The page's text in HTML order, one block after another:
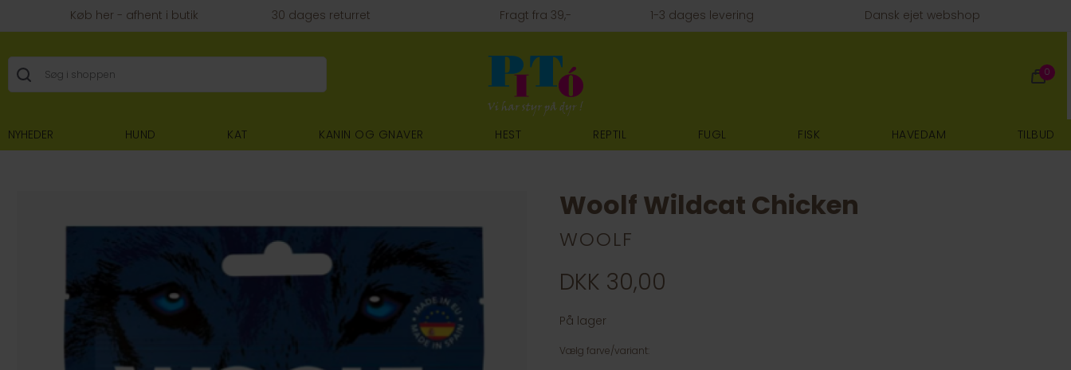
Køb her - afhent i butik 30 dages returret Fragt fra 39,- 1-3 dages levering Dansk ejet webshop
0
NYHEDER HUND KAT KANIN OG GNAVER HEST REPTIL FUGL FISK HAVEDAM TILBUD
Woolf Wildcat Chicken
WOOLF
DKK 30,00
På lager
Vælg farve/variant: